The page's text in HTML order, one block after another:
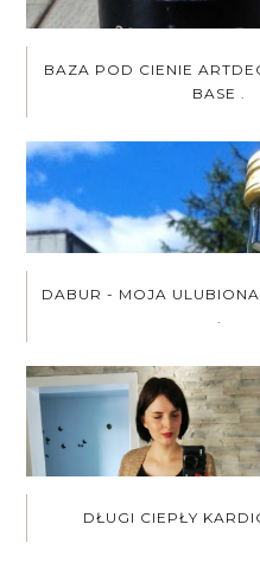
BAZA POD CIENIE
BASE .
DABUR - MOJA
DŁUGI CIEPŁY